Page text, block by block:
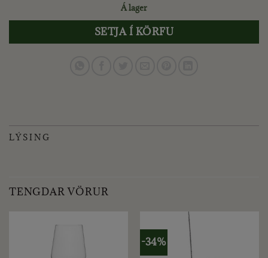
Á lager
SETJA Í KÖRFU
LÝSING
TENGDAR VÖRUR
-34%